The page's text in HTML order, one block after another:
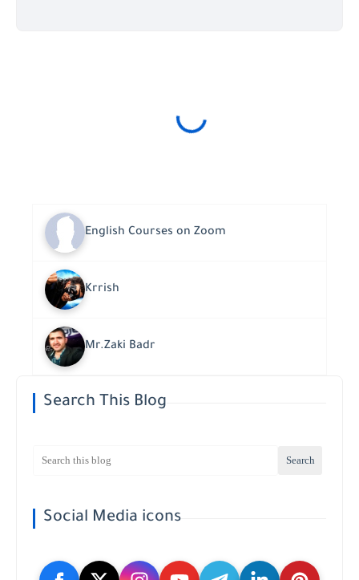
English Courses on Zoom
Krrish
Mr.Zaki Badr
Search This Blog
Social Media icons